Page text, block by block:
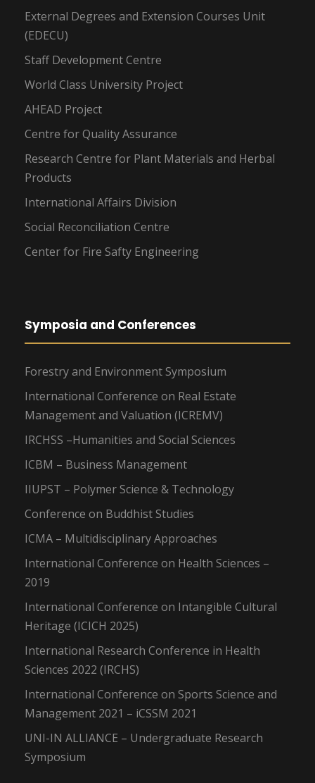
External Degrees and Extension Courses Unit
(EDECU)
Staff Development Centre
World Class University Project
AHEAD Project
Centre for Quality Assurance
Research Centre for Plant Materials and Herbal
Products
International Affairs Division
Social Reconciliation Centre
Center for Fire Safty Engineering
Symposia and Conferences
Forestry and Environment Symposium
International Conference on Real Estate
Management and Valuation (ICREMV)
IRCHSS –Humanities and Social Sciences
ICBM – Business Management
IIUPST – Polymer Science & Technology
Conference on Buddhist Studies
ICMA – Multidisciplinary Approaches
International Conference on Health Sciences –
2019
International Conference on Intangible Cultural
Heritage (ICICH 2025)
International Research Conference in Health
Sciences 2022 (IRCHS)
International Conference on Sports Science and
Management 2021 – iCSSM 2021
UNI-IN ALLIANCE – Undergraduate Research
Symposium